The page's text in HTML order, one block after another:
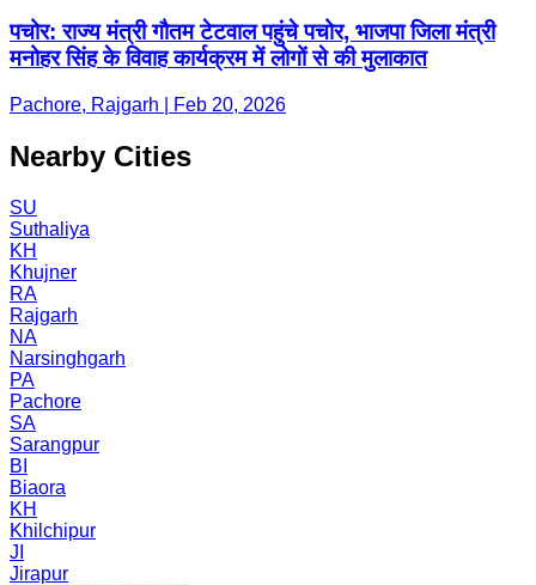
पचोर: राज्य मंत्री गौतम टेटवाल पहुंचे पचोर, भाजपा जिला मंत्री
मनोहर सिंह के विवाह कार्यक्रम में लोगों से की मुलाकात
Pachore, Rajgarh | Feb 20, 2026
Nearby Cities
SU
Suthaliya
KH
Khujner
RA
Rajgarh
NA
Narsinghgarh
PA
Pachore
SA
Sarangpur
BI
Biaora
KH
Khilchipur
JI
Jirapur